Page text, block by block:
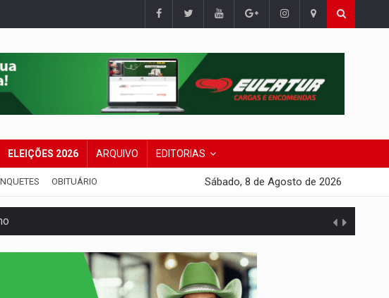
ELEIÇÕES 2026 ARQUIVO EDITORIAS
OBITUÁRIO Sábado, 8 de Agosto de 2026